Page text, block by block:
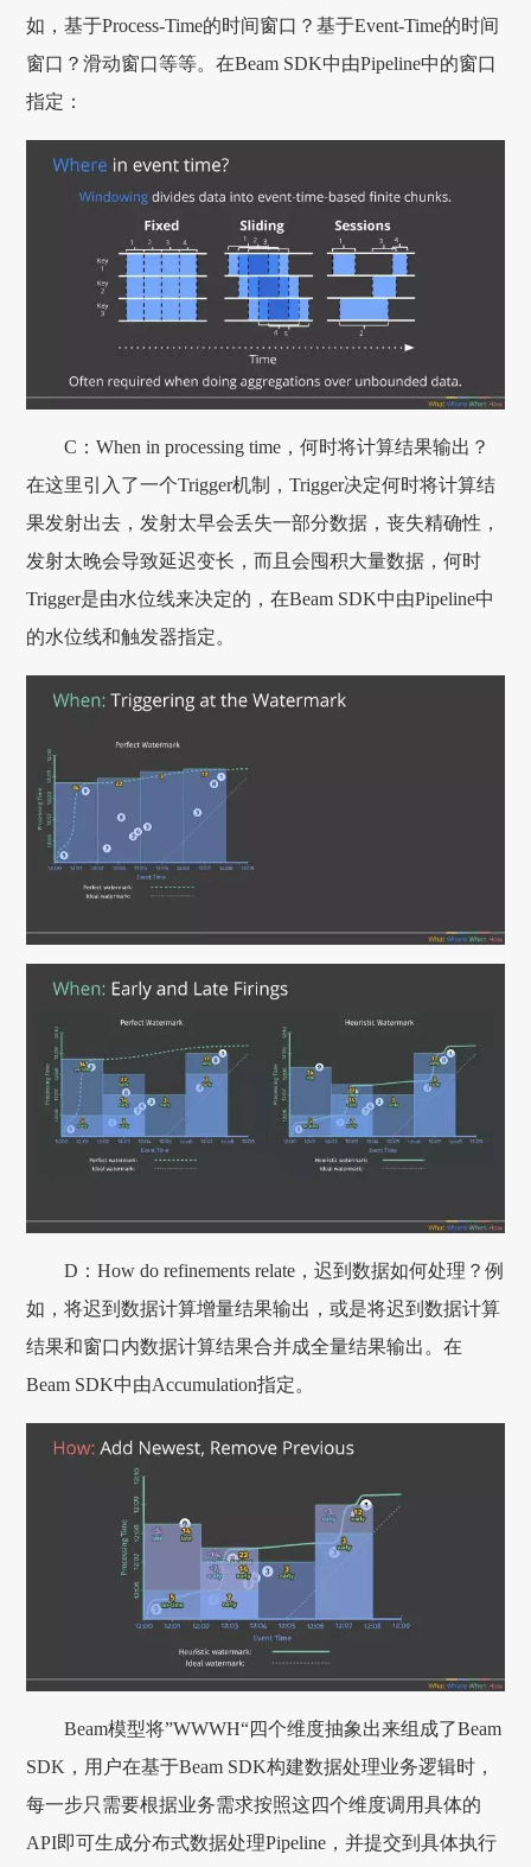
如，基于Process-Time的时间窗口？基于Event-Time的时间
窗口？滑动窗口等等。在Beam SDK中由Pipeline中的窗口
指定：
C：When in processing time，何时将计算结果输出？
在这里引入了一个Trigger机制，Trigger决定何时将计算结
果发射出去，发射太早会丢失一部分数据，丧失精确性，
发射太晚会导致延迟变长，而且会囤积大量数据，何时
Trigger是由水位线来决定的，在Beam SDK中由Pipeline中
的水位线和触发器指定。
D：How do refinements relate，迟到数据如何处理？例
如，将迟到数据计算增量结果输出，或是将迟到数据计算
结果和窗口内数据计算结果合并成全量结果输出。在
Beam SDK中由Accumulation指定。
Beam模型将”WWWH“四个维度抽象出来组成了Beam
SDK，用户在基于Beam SDK构建数据处理业务逻辑时，
每一步只需要根据业务需求按照这四个维度调用具体的
API即可生成分布式数据处理Pipeline，并提交到具体执行